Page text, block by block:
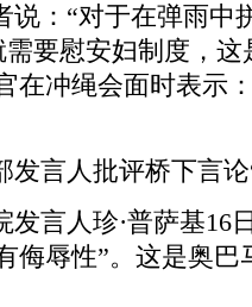
：“对于在弹雨中
要慰安妇制度，这
在冲绳会面时表示
言人批评桥下言论
言人珍·普萨基16
侮辱性”。这是奥